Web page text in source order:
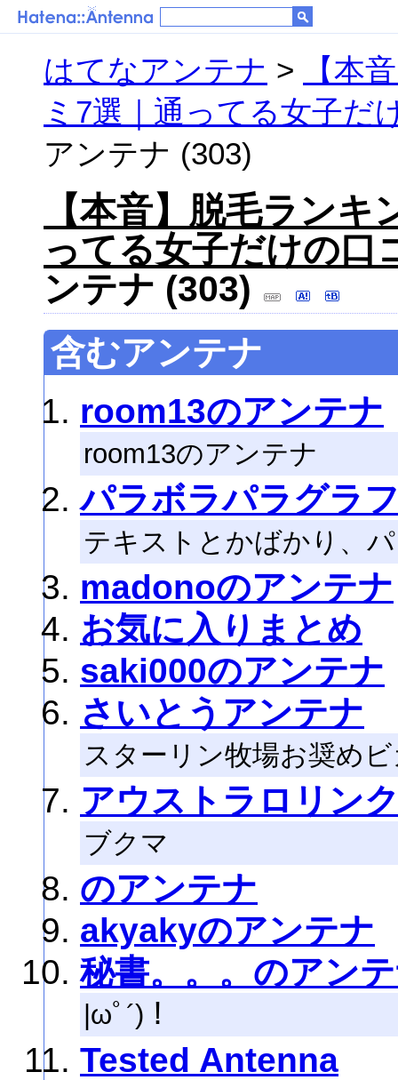
はてなアンテナ >
【本
ミ7選｜通ってる女子だ
アンテナ (303)
【本音】脱毛ラン
ってる女子だけの口
ンテナ (303)
含むアンテナ
room13のアンテナ
room13のアンテナ
パラボラパラグラ
テキストとかばかり、
madonoのアンテナ
お気に入りまとめ
saki000のアンテナ
さいとうアンテナ
スターリン牧場お奨め
アウストラロリン
ブクマ
のアンテナ
akyakyのアンテナ
秘書。。。のアン
|ωﾟ´)！
Tested Antenna